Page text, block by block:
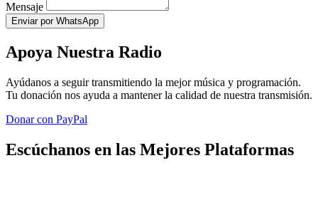
Mensaje
Enviar por WhatsApp
Apoya Nuestra Radio
Ayúdanos a seguir transmitiendo la mejor música y programación.
Tu donación nos ayuda a mantener la calidad de nuestra transmisión.
Donar con PayPal
Escúchanos en las Mejores Plataformas